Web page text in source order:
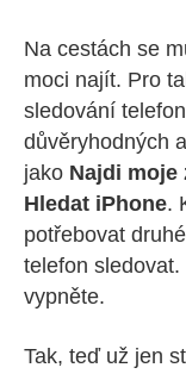
Na cestách se
moci najít. Pro
sledování
důvěryhodných
jako Najdi moje
Hledat iPhone.
potřebovat
telefon
vypněte.
Tak, teď už jen